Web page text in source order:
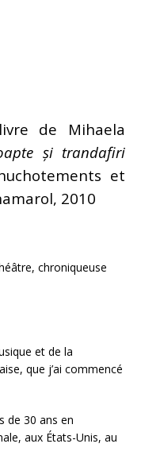
de Mihaela
și trandafiri
et
2010
chroniqueuse
et de la
que j’ai commencé
de 30 ans en
aux États-Unis, au